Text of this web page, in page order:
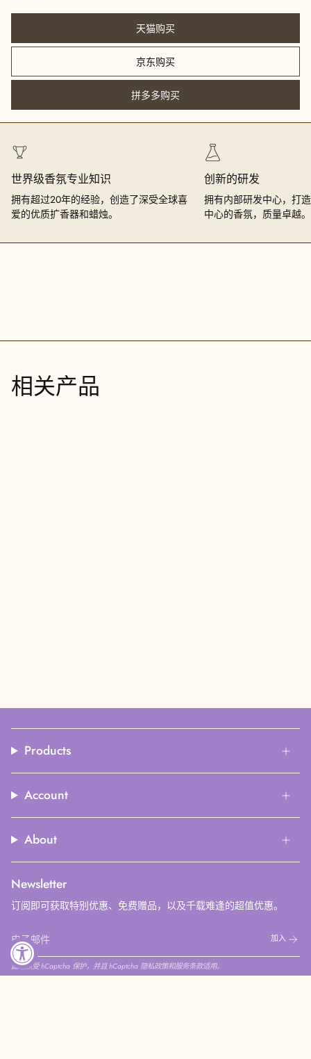
天猫购买
京东购买
拼多多购买
世界级香氛专业知识
拥有超过20年的经验，创造了深受全球喜
爱的优质扩香器和蜡烛。
创新的研发
拥有内部研发中心，打
中心的香氛，质量卓越。
相关产品
Products
Account
About
Newsletter
订阅即可获取特别优惠、免费赠品，以及千载难逢的超值优惠。
加入
此站点受 hCaptcha 保护，并且 hCaptcha 隐私政策和服务条款适用。